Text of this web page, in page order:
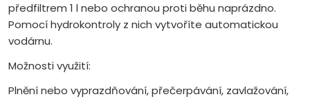
předfiltrem 1 l nebo ochranou proti běhu naprázdno.
Pomocí hydrokontroly z nich vytvoříte automatickou
vodárnu.
Možnosti využití:
Plnění nebo vyprazdňování, přečerpávání, zavlažování,